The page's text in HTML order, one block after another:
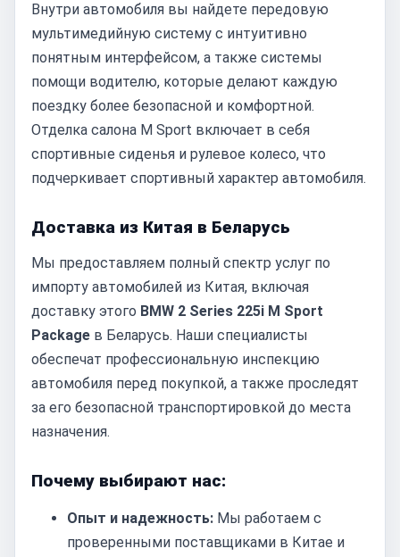
Внутри автомобиля вы найдете передовую
мультимедийную систему с интуитивно
понятным интерфейсом, а также системы
помощи водителю, которые делают каждую
поездку более безопасной и комфортной.
Отделка салона M Sport включает в себя
спортивные сиденья и рулевое колесо, что
подчеркивает спортивный характер автомобиля.
Доставка из Китая в Беларусь
Мы предоставляем полный спектр услуг по
импорту автомобилей из Китая, включая
доставку этого BMW 2 Series 225i M Sport
Package в Беларусь. Наши специалисты
обеспечат профессиональную инспекцию
автомобиля перед покупкой, а также проследят
за его безопасной транспортировкой до места
назначения.
Почему выбирают нас:
Опыт и надежность: Мы работаем с
проверенными поставщиками в Китае и